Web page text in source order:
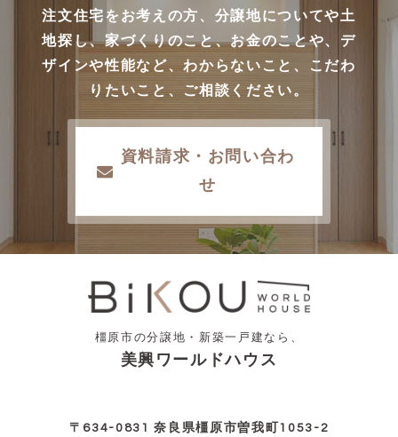
注文住宅をお考えの方、分譲地についてや土
地探し、家づくりのこと、お金のことや、デ
ザインや性能など、わからないこと、こだわ
りたいこと、ご相談ください。
資料請求・お問い合わ
せ
橿原市の分譲地・新築一戸建なら、
美興ワールドハウス
〒634-0831 奈良県橿原市曽我町1053-2